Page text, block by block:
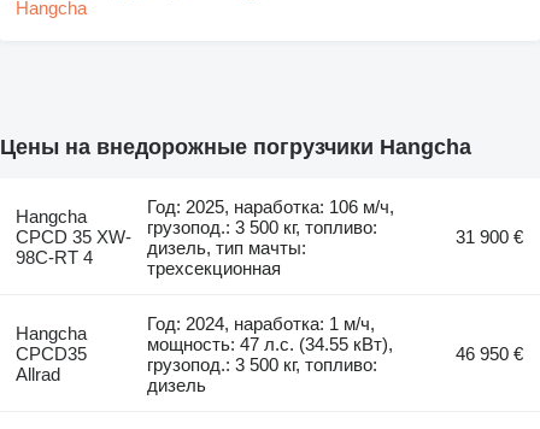
Цены на внедорожные погрузчики Hangcha
Hangcha
CPCD 35 XW-
98C-RT 4
Год: 2025, наработка: 106 м/ч,
грузопод.: 3 500 кг, топливо:
дизель, тип мачты:
трехсекционная
31 900 €
Hangcha
CPCD35
Allrad
Год: 2024, наработка: 1 м/ч,
мощность: 47 л.с. (34.55 кВт),
грузопод.: 3 500 кг, топливо:
дизель
46 950 €